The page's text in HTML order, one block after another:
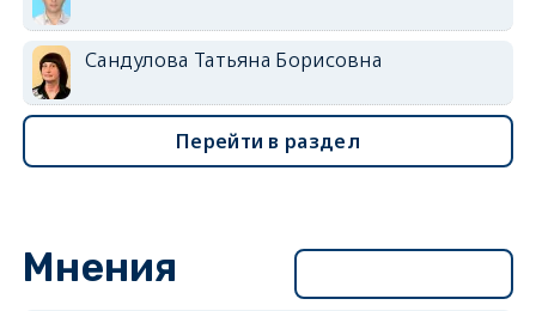
Сандулова Татьяна Борисовна
Перейти в раздел
Мнения